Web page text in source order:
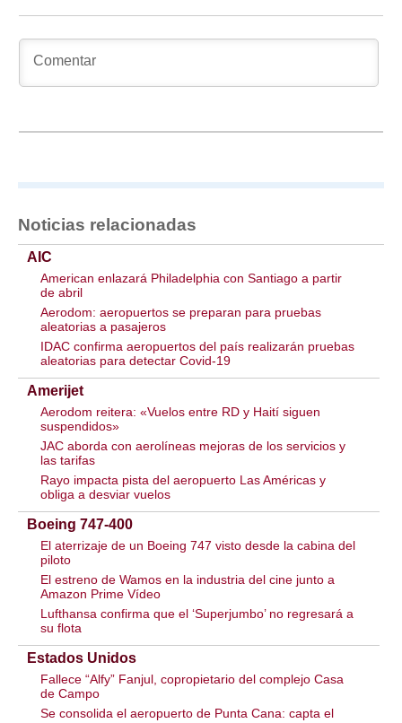
Noticias relacionadas
AIC
American enlazará Philadelphia con Santiago a partir
de abril
Aerodom: aeropuertos se preparan para pruebas
aleatorias a pasajeros
IDAC confirma aeropuertos del país realizarán pruebas
aleatorias para detectar Covid-19
Amerijet
Aerodom reitera: «Vuelos entre RD y Haití siguen
suspendidos»
JAC aborda con aerolíneas mejoras de los servicios y
las tarifas
Rayo impacta pista del aeropuerto Las Américas y
obliga a desviar vuelos
Boeing 747-400
El aterrizaje de un Boeing 747 visto desde la cabina del
piloto
El estreno de Wamos en la industria del cine junto a
Amazon Prime Vídeo
Lufthansa confirma que el ‘Superjumbo’ no regresará a
su flota
Estados Unidos
Fallece “Alfy” Fanjul, copropietario del complejo Casa
de Campo
Se consolida el aeropuerto de Punta Cana: capta el